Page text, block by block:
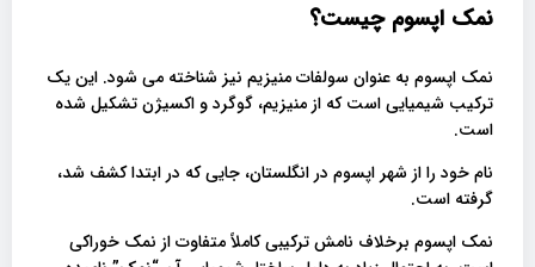
نمک اپسوم چیست؟
نمک اپسوم به عنوان سولفات منیزیم نیز شناخته می شود. این یک
ترکیب شیمیایی است که از منیزیم، گوگرد و اکسیژن تشکیل شده
است.
نام خود را از شهر اپسوم در انگلستان، جایی که در ابتدا کشف شد،
گرفته است.
نمک اپسوم برخلاف نامش ترکیبی کاملاً متفاوت از نمک خوراکی